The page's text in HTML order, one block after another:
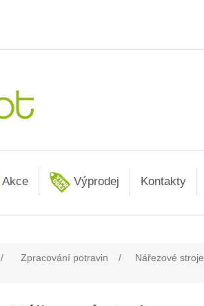
Akce Výprodej Kontakty
/ Zpracování potravin / Nářezové stroje